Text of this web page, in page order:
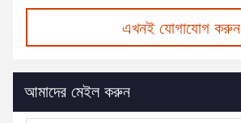
এখনই যোগাযোগ করুন
আমাদের মেইল করুন